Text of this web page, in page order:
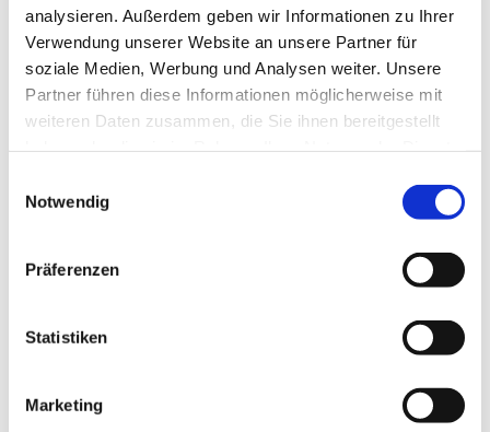
analysieren. Außerdem geben wir Informationen zu Ihrer
Verwendung unserer Website an unsere Partner für
soziale Medien, Werbung und Analysen weiter. Unsere
Partner führen diese Informationen möglicherweise mit
weiteren Daten zusammen, die Sie ihnen bereitgestellt
Notwendig
Präferenzen
Statistiken
Marketing
Dies könnte Sie auch interessieren